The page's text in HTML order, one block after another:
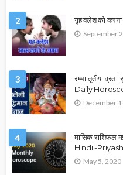
2 गृह क्लेश को
September
3
रम्भा तृतीया
Daily
December
4
मासिक
Hindi -
May 5, 2020